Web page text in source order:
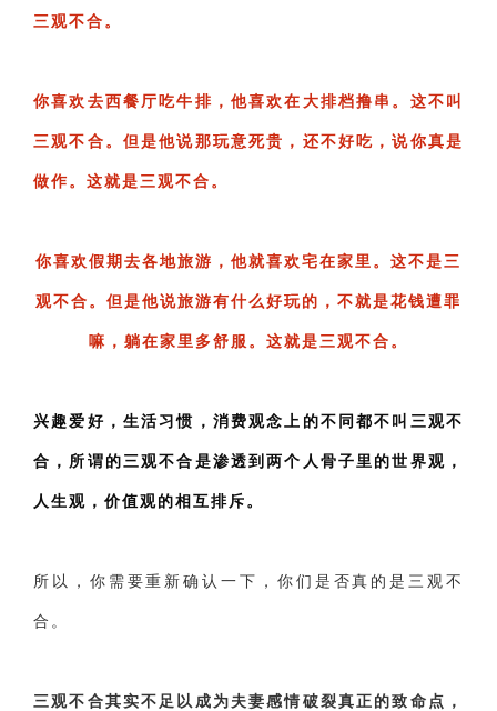
挽回老公
备孕 产后恢复 减肥 月子 婴儿辅食
其他
三观不合。
你喜欢去西餐厅吃牛排，他喜欢在大排档撸串。这不叫
三观不合。但是他说那玩意死贵，还不好吃，说你真是
做作。这就是三观不合。
你喜欢假期去各地旅游，他就喜欢宅在家里。这不是三
观不合。但是他说旅游有什么好玩的，不就是花钱遭罪
嘛，躺在家里多舒服。这就是三观不合。
兴趣爱好，生活习惯，消费观念上的不同都不叫三观不
合，所谓的三观不合是渗透到两个人骨子里的世界观，
人生观，价值观的相互排斥。
所以，你需要重新确认一下，你们是否真的是三观不
合。
三观不合其实不足以成为夫妻感情破裂真正的致命点，